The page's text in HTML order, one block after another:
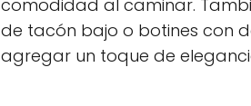
comodidad al caminar.
de tacón bajo o botines con
agregar un toque de